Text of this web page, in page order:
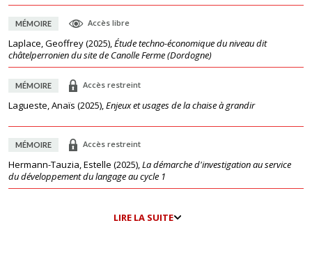
MÉMOIRE Accès libre
Laplace, Geoffrey(2025),Étude techno-économique du niveau dit
châtelperronien du site de Canolle Ferme (Dordogne)
MÉMOIRE Accès restreint
Lagueste, Anaïs (2025),Enjeux et usages de la chaise à grandir
MÉMOIRE Accès restreint
Hermann-Tauzia, Estelle (2025),La démarche d'investigation au service
du développement du langage au cycle 1
LIRE LA SUITE